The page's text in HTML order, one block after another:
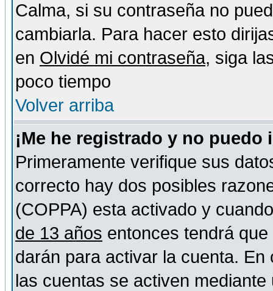
Calma, si su contraseña no
cambiarla. Para hacer esto
en Olvidé mi contraseña, siga
poco tiempo
Volver arriba
¡Me he registrado y no puedo
Primeramente verifique sus
correcto hay dos posibles
(COPPA) esta activado y
de 13 años entonces tendrá
darán para activar la cuenta.
las cuentas se activen